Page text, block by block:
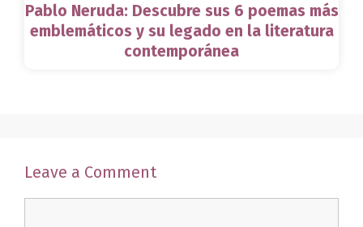
Pablo Neruda: Descubre sus 6 poemas más
emblemáticos y su legado en la literatura
contemporánea
Leave a Comment